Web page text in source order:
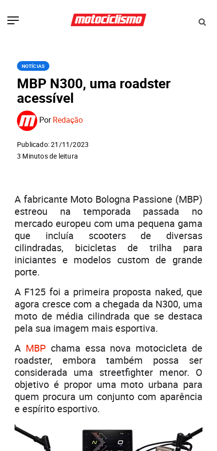
NOTÍCIAS
MBP N300, uma roadster
acessível
PorRedação
Publicado: 21/11/2023
3 Minutos de leitura
A fabricante Moto Bologna Passione (MBP)
estreou na temporada passada no
mercado europeu com uma pequena gama
que incluía scooters de diversas
cilindradas, bicicletas de trilha para
iniciantes e modelos custom de grande
porte.
A F125 foi a primeira proposta naked, que
agora cresce com a chegada da N300, uma
moto de média cilindrada que se destaca
pela sua imagem mais esportiva.
A MBP chama essa nova motocicleta de
roadster, embora também possa ser
considerada uma streetfighter menor. O
objetivo é propor uma moto urbana para
quem procura um conjunto com aparência
e espírito esportivo.